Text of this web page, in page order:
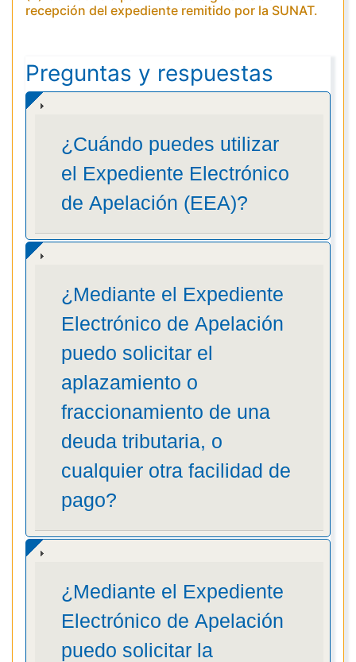
recepción del expediente remitido por la SUNAT.
Preguntas y respuestas
¿Cuándo puedes utilizar
el Expediente Electrónico
de Apelación (EEA)?
¿Mediante el Expediente
Electrónico de Apelación
puedo solicitar el
aplazamiento o
fraccionamiento de una
deuda tributaria, o
cualquier otra facilidad de
pago?
¿Mediante el Expediente
Electrónico de Apelación
puedo solicitar la